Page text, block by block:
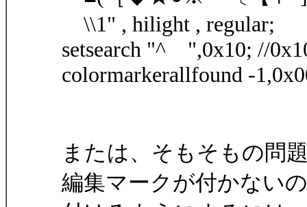
\\1" , hilight , regular;
setsearch "^ ",0x10; //
colormarkerallfound -
または、そもそもの問
編集マークが付かない